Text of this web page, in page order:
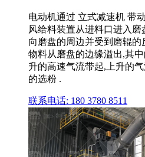
电动机通过 立式减速机 带
风给料装置从进料口进入
向磨盘的周边并受到磨辊
物料从磨盘的边缘溢出,其
升的高速气流带起,上升的
的选粉 .
联系电话: 180 3780 8511